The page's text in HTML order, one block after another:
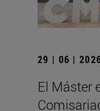
29 | 06 |
El Máster